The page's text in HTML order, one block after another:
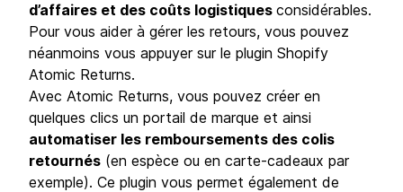
d’affaires et des coûts logistiques considérables.
Pour vous aider à gérer les retours, vous pouvez
néanmoins vous appuyer sur le plugin Shopify
Atomic Returns.
Avec Atomic Returns, vous pouvez créer en
quelques clics un portail de marque et ainsi
automatiser les remboursements des colis
retournés (en espèce ou en carte-cadeaux par
exemple). Ce plugin vous permet également de